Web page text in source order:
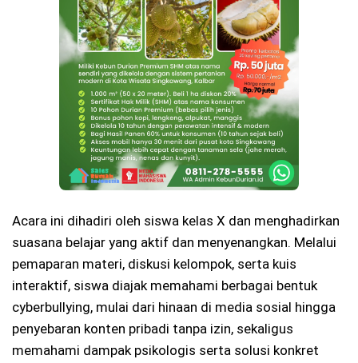
Acara ini dihadiri oleh siswa kelas X dan menghadirkan
suasana belajar yang aktif dan menyenangkan. Melalui
pemaparan materi, diskusi kelompok, serta kuis
interaktif, siswa diajak memahami berbagai bentuk
cyberbullying, mulai dari hinaan di media sosial hingga
penyebaran konten pribadi tanpa izin, sekaligus
memahami dampak psikologis serta solusi konkret